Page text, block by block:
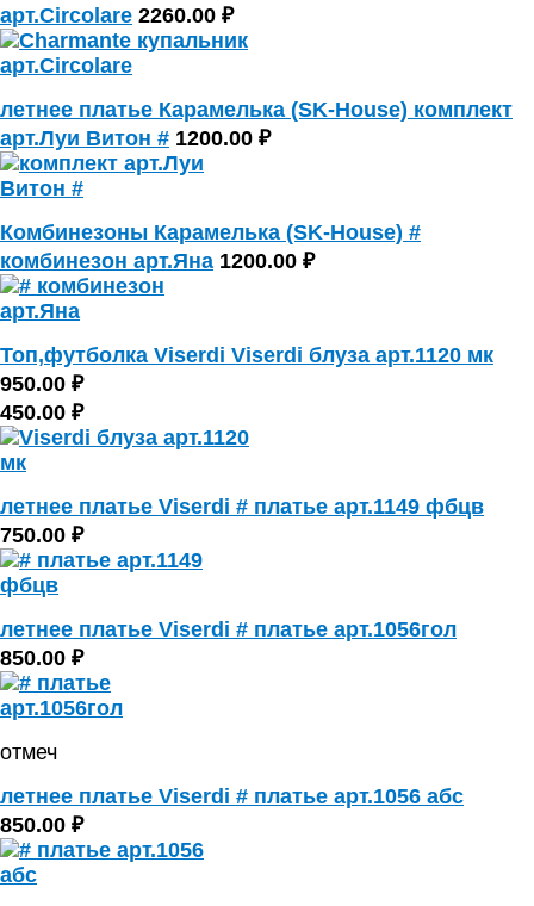
арт.Circolare 2260.00 ₽
летнее платье Карамелька (SK-House) комплект
арт.Луи Витон # 1200.00 ₽
Комбинезоны Карамелька (SK-House) #
комбинезон арт.Яна 1200.00 ₽
Топ,футболка Viserdi Viserdi блуза арт.1120 мк
950.00 ₽
450.00 ₽
летнее платье Viserdi # платье арт.1149 фбцв
750.00 ₽
летнее платье Viserdi # платье арт.1056гол
850.00 ₽
отмеч
летнее платье Viserdi # платье арт.1056 абс
850.00 ₽